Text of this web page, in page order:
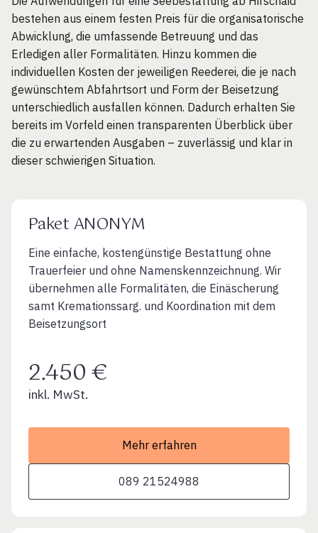
bestehen aus einem festen Preis für die organisatorische
Abwicklung, die umfassende Betreuung und das
Erledigen aller Formalitäten. Hinzu kommen die
individuellen Kosten der jeweiligen Reederei, die je nach
gewünschtem Abfahrtsort und Form der Beisetzung
unterschiedlich ausfallen können. Dadurch erhalten Sie
bereits im Vorfeld einen transparenten Überblick über
die zu erwartenden Ausgaben – zuverlässig und klar in
dieser schwierigen Situation.
Paket ANONYM
Eine einfache, kostengünstige Bestattung ohne
Trauerfeier und ohne Namenskennzeichnung. Wir
übernehmen alle Formalitäten, die Einäscherung
samt Kremationssarg. und Koordination mit dem
Beisetzungsort
2.450 €
inkl. MwSt.
Mehr erfahren
089 21524988